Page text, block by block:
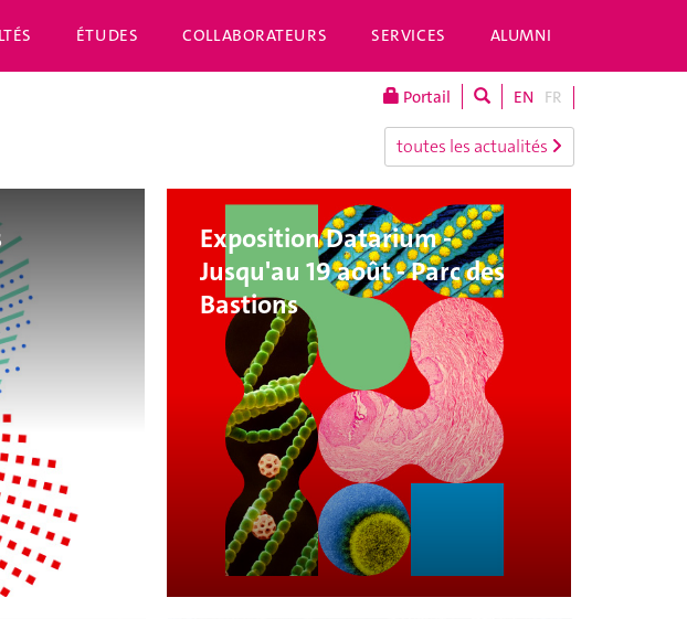
ÉTUDES COLLABORATEURS SERVICES ALUMNI
Portail EN FR
toutes les actualités
Exposition Datarium -
Jusqu'au 19 août - Parc des
Bastions